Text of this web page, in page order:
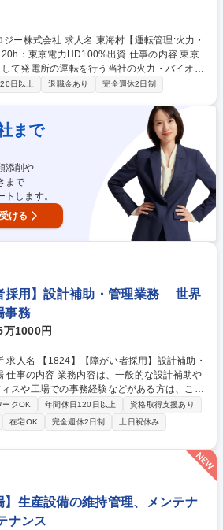
海村【運転管理:火力・
電力HD100%出資 仕事の内容 東京
て発電所の運転を行う当社の火力・バイオマ
水処理業務を担当。安定した電力を供給する
が末永く働ける環境を整えており、今期に入り
はさらに2割の低減を目指しています。有休も
経た社員もほとんどが復帰しています。長期
たい方にはマッチした環境です。 募集職種
イオマス発電所】残業月20h：東京電力HD10
日以上 退職金あり 完全週休2日制
まで
添削や
まで
します。
ける
採用】設計補助・管理業務 世界
事務
1000円
・
や
スや工場での事務経験などがある方は、これ
慮事項などを踏まえて、選考を通じて柔軟に
ェッ
ムのサポート ・社内システムの検証や入力作
との納期確認やスケジュール調整（メール・
期のやり取りなどの調整業務 ■庶務、秘書業
ュール調整など 募集職種 【1824】
・管理業務 ◎世界の先進工場
ークOK 年間休日120日以上
資格取得支援あり
在宅OK 完全週休2日制
土日祝休み
】生産設備の維持管理、メンテナ
ナンス